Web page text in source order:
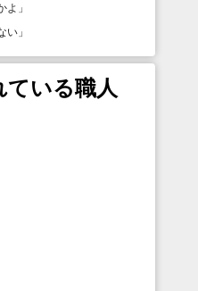
よ 」
い 」
いる職人